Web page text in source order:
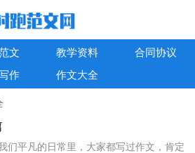
文 教学资料
合同协议
作 作文大全
们平凡的日常里，大家都写过作文，肯定